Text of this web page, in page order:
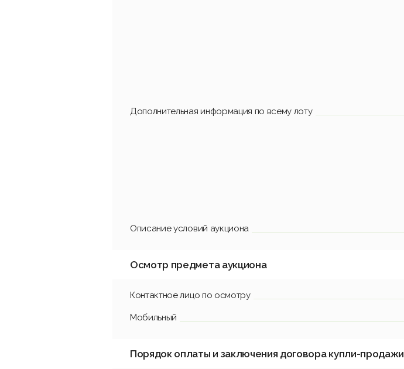
Дополнительная информация по всему лоту
Описание условий аукциона
Осмотр предмета аукциона
Контактное лицо по осмотру
Мобильный
Порядок оплаты и заключения договора купли-продажи